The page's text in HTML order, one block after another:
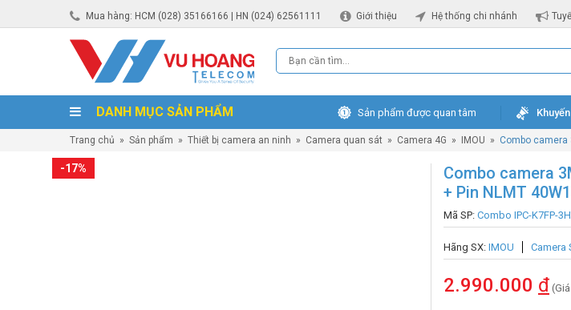
Mua hàng: HCM (028) 35166166 | HN (024) 62561111 Giới thiệu Hệ thống chi nhánh
DANH MỤC SẢN PHẨM Sản phẩm được quan tâm
Trang chủ » Sản phẩm » Thiết bị camera an ninh » Camera quan sát » Camera 4G » IMOU » Combo camera
-17%
Combo camera
+ Pin NLMT
Mã SP: Combo IPC-K7FP-
Hãng SX: IMOU Camera
2.990.000 đ